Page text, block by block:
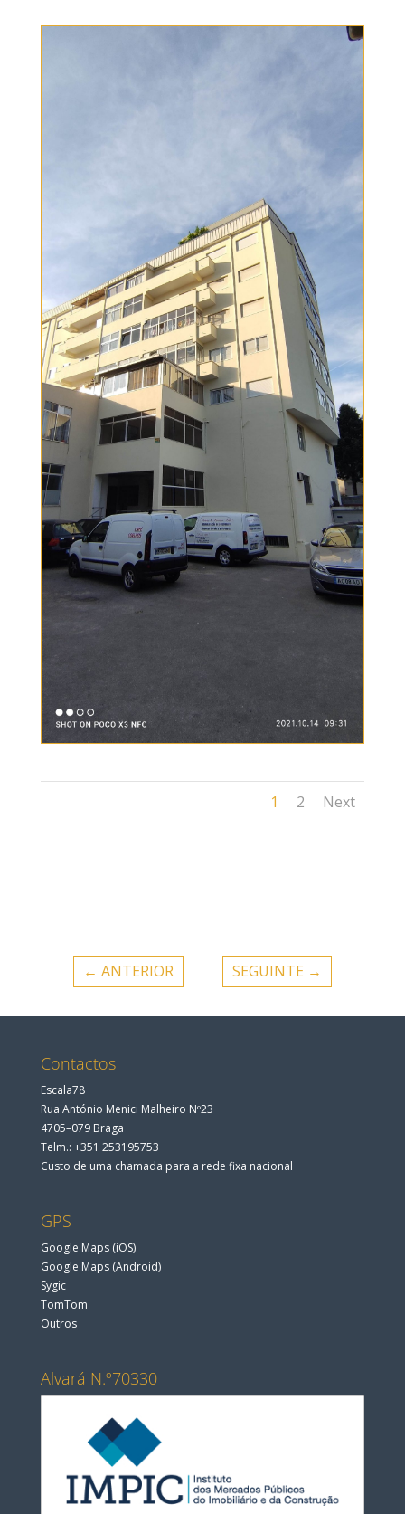
1 2 Next
← ANTERIOR SEGUINTE →
Contactos
Escala78
Rua António Menici Malheiro Nº23
4705–079 Braga
Telm.: +351 253195753
Custo de uma chamada para a rede fixa nacional
GPS
Google Maps (iOS)
Google Maps (Android)
Sygic
TomTom
Outros
Alvará N.º70330